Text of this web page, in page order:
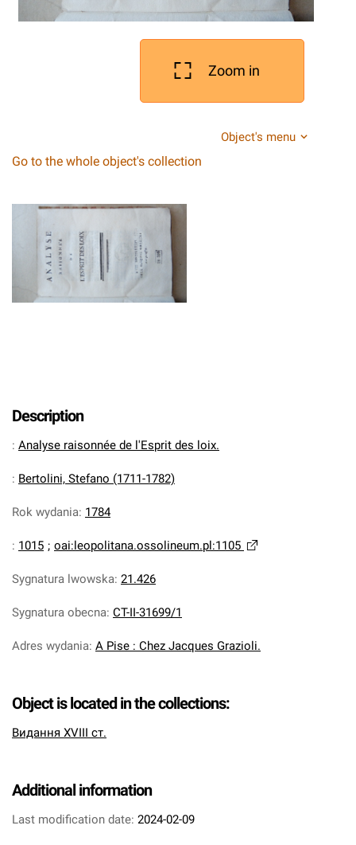
Zoom in
Object's menu
Go to the whole object's collection
Description
: Analyse raisonnée de l'Esprit des loix.
: Bertolini, Stefano (1711-1782)
Rok wydania: 1784
: 1015 ; oai:leopolitana.ossolineum.pl:1105
Sygnatura lwowska: 21.426
Sygnatura obecna: CT-II-31699/1
Adres wydania: A Pise : Chez Jacques Grazioli.
Object is located in the collections:
Видання XVIII ст.
Additional information
Last modification date: 2024-02-09